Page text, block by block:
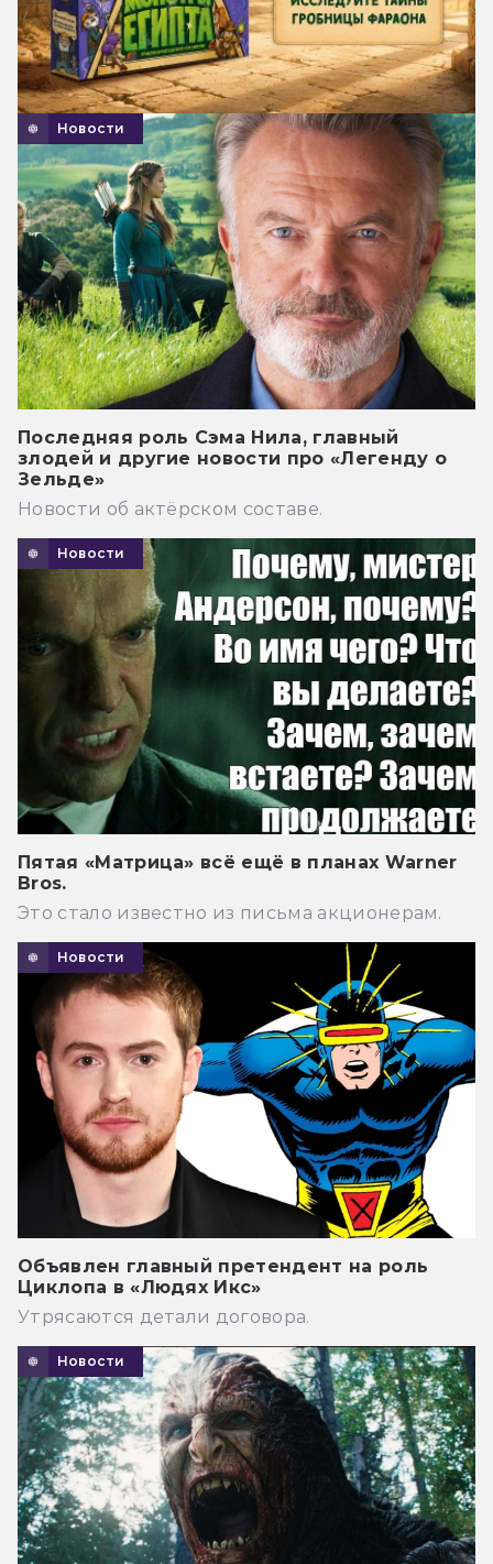
Новости
Последняя роль Сэма Нила, главный
злодей и другие новости про «Легенду о
Зельде»
Новости об актёрском составе.
Новости
Пятая «Матрица» всё ещё в планах Warner
Bros.
Это стало известно из письма акционерам.
Новости
Объявлен главный претендент на роль
Циклопа в «Людях Икс»
Утрясаются детали договора.
Новости